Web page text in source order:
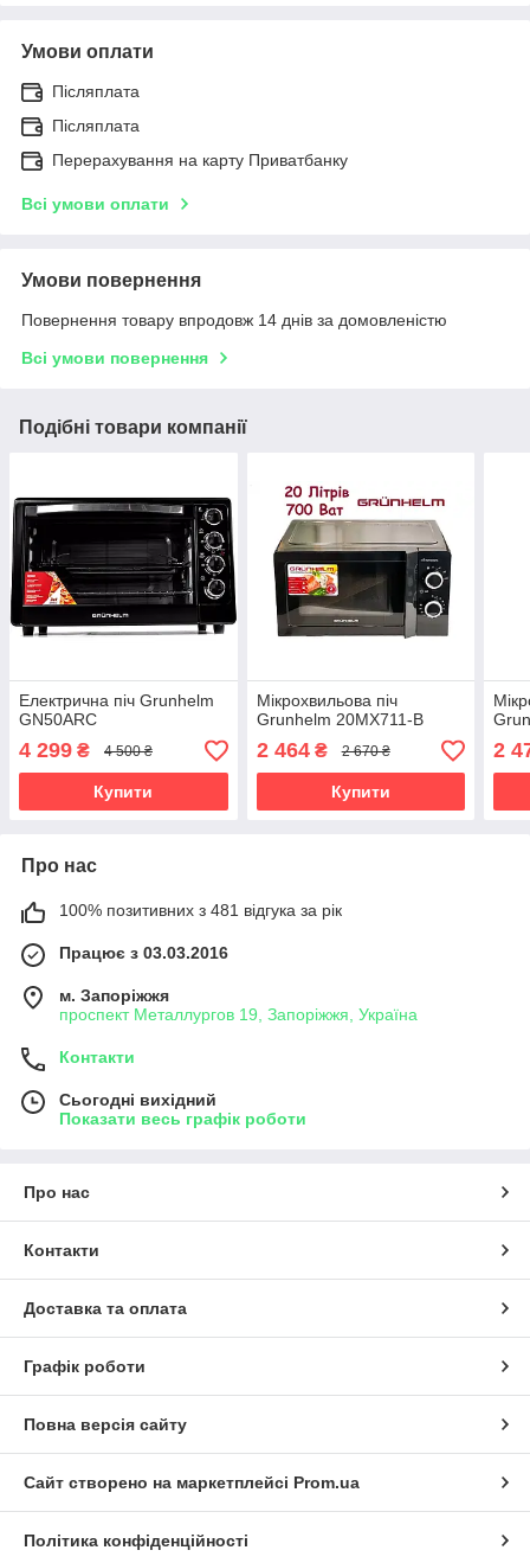
Умови оплати
Післяплата
Післяплата
Перерахування на карту Приватбанку
Всі умови оплати
Умови повернення
Повернення товару впродовж 14 днів за домовленістю
Всі умови повернення
Подібні товари компанії
Електрична піч Grunhelm
GN50ARC
4 299 ₴ 4 500 ₴
Купити
Мікрохвильова піч
Grunhelm 20MX711-B
2 464₴ 2 670 ₴
Купити
2
Про нас
100% позитивних з 481 відгука за рік
Працює з 03.03.2016
м. Запоріжжя
проспект Металлургов 19, Запоріжжя, Україна
Контакти
Сьогодні вихідний
Показати весь графік роботи
Про нас
Контакти
Доставка та оплата
Графік роботи
Повна версія сайту
Сайт створено на маркетплейсі Prom.ua
Політика конфіденційності